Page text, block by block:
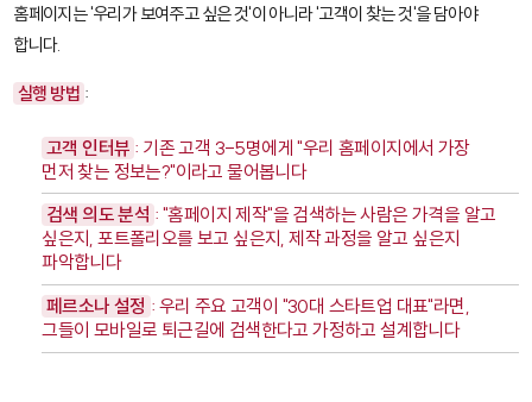
홈페이지는 '우리가 보여주고 싶은 것'이 아니라 '고객이 찾는 것'을 담아야
합니다.
실행 방법 :
고객 인터뷰 : 기존 고객 3-5명에게 "우리 홈페이지에서 가장
먼저 찾는 정보는?"이라고 물어봅니다
검색 의도 분석 : "홈페이지 제작"을 검색하는 사람은 가격을 알고
싶은지, 포트폴리오를 보고 싶은지, 제작 과정을 알고 싶은지
파악합니다
페르소나 설정 : 우리 주요 고객이 "30대 스타트업 대표"라면,
그들이 모바일로 퇴근길에 검색한다고 가정하고 설계합니다